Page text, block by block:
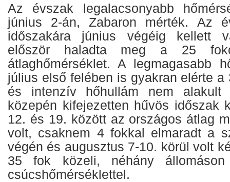
Az évszak legalacsonyabb
június 2-án, Zabaron mérték. Az
időszakára június végéig kellett
először haladta meg a 25
átlaghőmérséklet. A legmagasabb
július első felében is gyakran elérte a
és intenzív hőhullám nem
közepén kifejezetten hűvös időszak
12. és 19. között az országos átlag
volt, csaknem 4 fokkal elmaradt a
végén és augusztus 7-10. körül volt
35 fok közeli, néhány állomáson
csúcshőmérséklettel.